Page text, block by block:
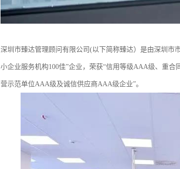
深圳市臻达管理顾问有限公司(以下简称臻达）是由深圳市
小企业服务机构100佳”企业，荣获“信用等级AAA级、重
营示范单位AAA级及诚信供应商AAA级企业”。